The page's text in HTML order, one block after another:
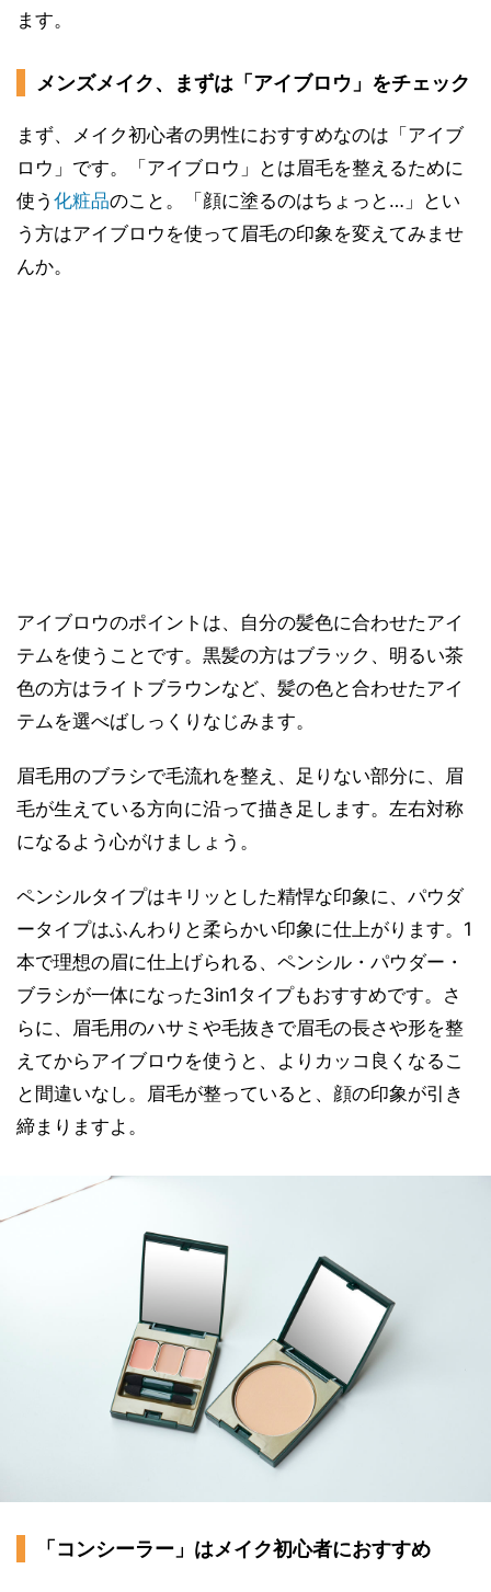
ます。
メンズメイク、まずは「アイブロウ」をチェック
まず、メイク初心者の男性におすすめなのは「アイブ
ロウ」です。「アイブロウ」とは眉毛を整えるために
使う 化粧品のこと。「顔に塗るのはちょっと…」とい
う方はアイブロウを使って眉毛の印象を変えてみませ
んか。
アイブロウのポイントは、自分の髪色に合わせたアイ
テムを使うことです。黒髪の方はブラック、明るい茶
色の方はライトブラウンなど、髪の色と合わせたアイ
テムを選べばしっくりなじみます。
眉毛用のブラシで毛流れを整え、足りない部分に、眉
毛が生えている方向に沿って描き足します。左右対称
になるよう心がけましょう。
ペンシルタイプはキリッとした精悍な印象に、パウダ
ータイプはふんわりと柔らかい印象に仕上がります。1
本で理想の眉に仕上げられる、ペンシル・パウダー・
ブラシが一体になった3in1タイプもおすすめです。さ
らに、眉毛用のハサミや毛抜きで眉毛の長さや形を整
えてからアイブロウを使うと、よりカッコ良くなるこ
と間違いなし。眉毛が整っていると、顔の印象が引き
締まりますよ。
「コンシーラー」はメイク初心者におすすめ